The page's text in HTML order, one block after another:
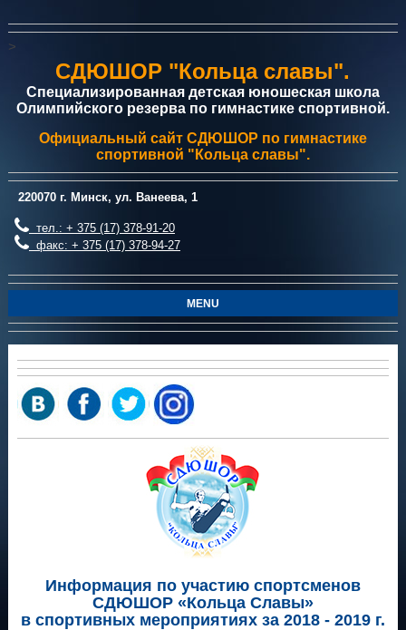
>
СДЮШОР "Кольца славы".
Специализированная детская юношеская школа
Олимпийского резерва по гимнастике спортивной.
Официальный сайт СДЮШОР по гимнастике
спортивной "Кольца славы".
220070 г. Минск, ул. Ванеева, 1
тел.: + 375 (17) 378-91-20
факс: + 375 (17) 378-94-27
MENU
Информация по участию спортсменов
СДЮШОР «Кольца Славы»
в спортивных мероприятиях за 2018 - 2019 г.